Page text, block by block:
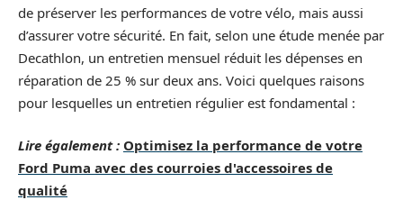
de préserver les performances de votre vélo, mais aussi
d’assurer votre sécurité. En fait, selon une étude menée par
Decathlon, un entretien mensuel réduit les dépenses en
réparation de 25 % sur deux ans. Voici quelques raisons
pour lesquelles un entretien régulier est fondamental :
Lire également : Optimisez la performance de votre
Ford Puma avec des courroies d'accessoires de
qualité